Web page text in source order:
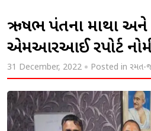
ઋષભ પંતના માથા અને
એમઆરઆઈ રિપોર્ટ
31 December, 2022 Posted in રમત-